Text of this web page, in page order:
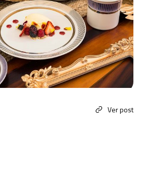
Ver post